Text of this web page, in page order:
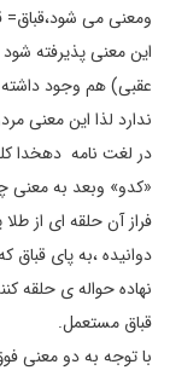
ومعنی می شود،قباق=
این معنی پذیرفته
عقبی) هم وجود داشته
ندارد لذا این معنی
در لغت نامه دهخدا
«کدو» وبعد به معنی
فراز آن حلقه ای از
دوانیده ،به پای
نهاده حواله ی حلقه
قباق مستعمل.
با توجه به دو معنی